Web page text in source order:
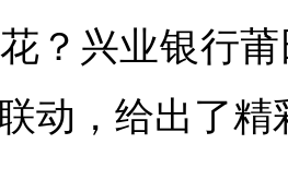
？兴业银行
动，给出了精